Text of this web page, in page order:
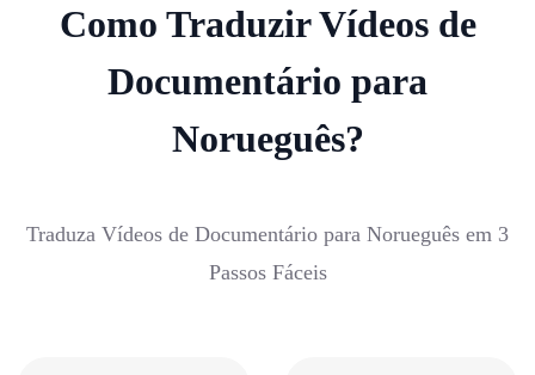
Como Traduzir Vídeos de
Documentário para
Norueguês?
Traduza Vídeos de Documentário para Norueguês em 3
Passos Fáceis